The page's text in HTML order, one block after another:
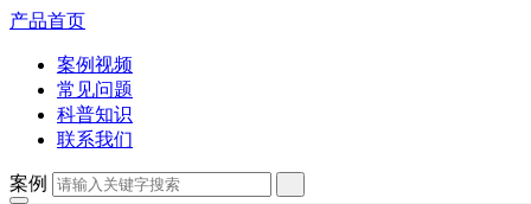
产品首页
案例视频
常见问题
科普知识
联系我们
案例